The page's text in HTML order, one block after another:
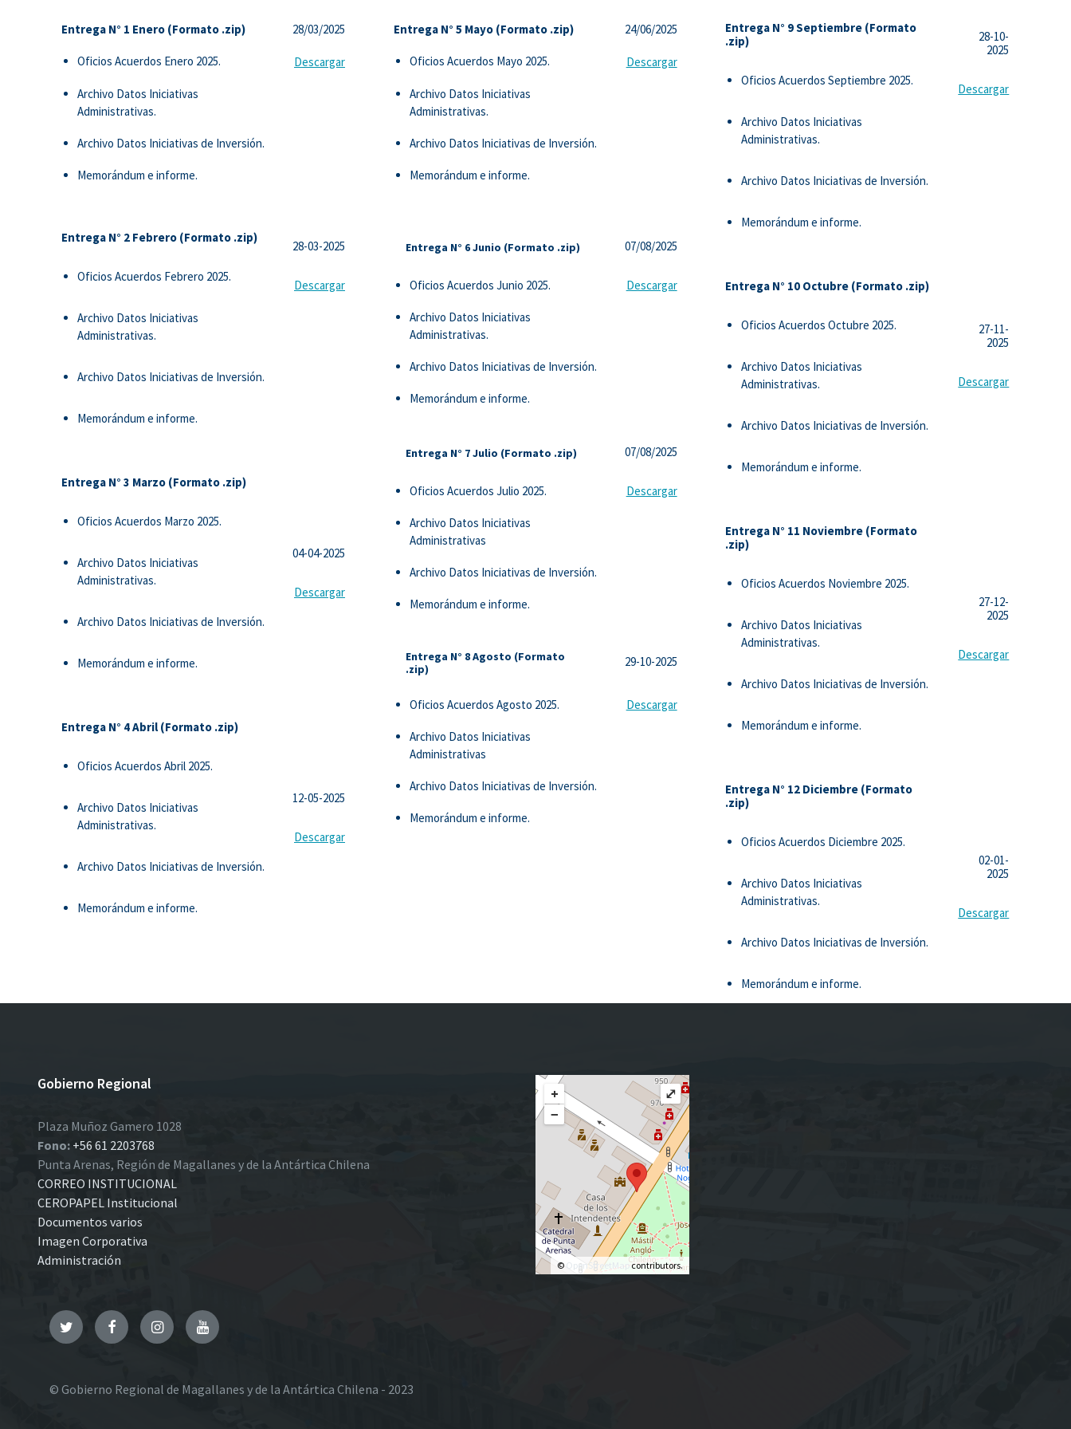
Entrega N° 1 Enero (Formato .zip) 28/03/2025
Oficios Acuerdos Enero 2025. Descargar
Archivo Datos Iniciativas
Administrativas.
Archivo Datos Iniciativas de Inversión.
Memorándum e informe.
Entrega N° 2 Febrero (Formato .zip)
Oficios Acuerdos Febrero 2025.
Archivo Datos Iniciativas
Administrativas.
Archivo Datos Iniciativas de Inversión.
Memorándum e informe.
28-03-2025
Descargar
Entrega N° 3 Marzo (Formato .zip)
Oficios Acuerdos Marzo 2025.
Archivo Datos Iniciativas
Administrativas.
Archivo Datos Iniciativas de Inversión.
Memorándum e informe.
04-04-2025
Descargar
Entrega N° 4 Abril (Formato .zip)
Oficios Acuerdos Abril 2025.
Archivo Datos Iniciativas
Administrativas.
Archivo Datos Iniciativas de Inversión.
Memorándum e informe.
12-05-2025
Descargar
Entrega N° 5 Mayo (Formato .zip) 24/06/2025
Oficios Acuerdos Mayo 2025. Descargar
Archivo Datos Iniciativas
Administrativas.
Archivo Datos Iniciativas de Inversión.
Memorándum e informe.
Entrega N° 6 Junio (Formato .zip) 07/08/2025
Oficios Acuerdos Junio 2025. Descargar
Archivo Datos Iniciativas
Administrativas.
Archivo Datos Iniciativas de Inversión.
Memorándum e informe.
Entrega N° 7 Julio (Formato .zip) 07/08/2025
Oficios Acuerdos Julio 2025. Descargar
Archivo Datos Iniciativas
Administrativas
Archivo Datos Iniciativas de Inversión.
Memorándum e informe.
Entrega N° 8 Agosto (Formato
.zip)
29-10-2025
Oficios Acuerdos Agosto 2025. Descargar
Archivo Datos Iniciativas
Administrativas
Archivo Datos Iniciativas de Inversión.
Memorándum e informe.
Entrega N° 9 Septiembre (Formato
.zip)
Oficios Acuerdos Septiembre 2025.
Archivo Datos Iniciativas
Administrativas.
Archivo Datos Iniciativas de Inversión.
Memorándum e informe.
28-10-
2025
Descargar
Entrega N° 10 Octubre (Formato .zip)
Oficios Acuerdos Octubre 2025.
Archivo Datos Iniciativas
Administrativas.
Archivo Datos Iniciativas de Inversión.
Memorándum e informe.
27-11-
2025
Descargar
Entrega N° 11 Noviembre (Formato
.zip)
Oficios Acuerdos Noviembre 2025.
Archivo Datos Iniciativas
Administrativas.
Archivo Datos Iniciativas de Inversión.
Memorándum e informe.
27-12-
2025
Descargar
Entrega N° 12 Diciembre (Formato
.zip)
Oficios Acuerdos Diciembre 2025.
Archivo Datos Iniciativas
Administrativas.
Archivo Datos Iniciativas de Inversión.
Memorándum e informe.
02-01-
2025
Descargar
Gobierno Regional
Plaza Muñoz Gamero 1028
Fono: +56 61 2203768
Punta Arenas, Región de Magallanes y de la Antártica Chilena
CORREO INSTITUCIONAL
CEROPAPEL Institucional
Documentos varios
Imagen Corporativa
Administración
+
−
© OpenStreetMapcontributors.
⤢
TwitterFacebookInstagramYouTube
© Gobierno Regional de Magallanes y de la Antártica Chilena - 2023